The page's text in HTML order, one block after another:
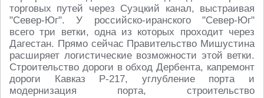
торговых путей через Суэцкий канал, выстраивая
"Север-Юг". У российско-иранского "Север-Юг"
всего три ветки, одна из которых проходит через
Дагестан. Прямо сейчас Правительство Мишустина
расширяет логистические возможности этой ветки.
Строительство дороги в обход Дербента, капремонт
дороги Кавказ Р-217, углубление порта и
модернизация порта, строительство